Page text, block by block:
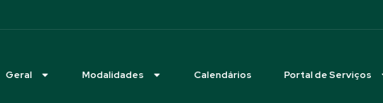
Geral Modalidades Calendários Portal de Serviços